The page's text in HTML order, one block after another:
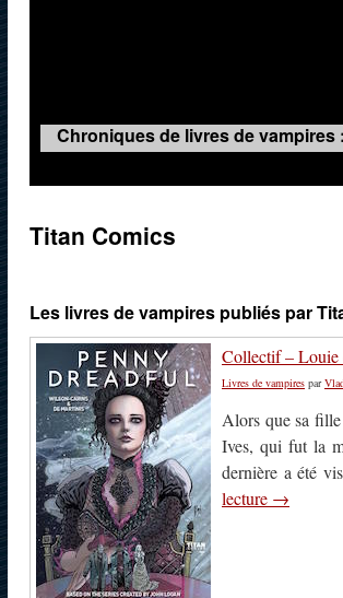
Chroniques de livres de vampires
Titan Comics
Les livres de vampires publiés par
Collectif – Louie
Livres de vampires par
Alors que sa
Ives, qui fut la
dernière a été
lecture →